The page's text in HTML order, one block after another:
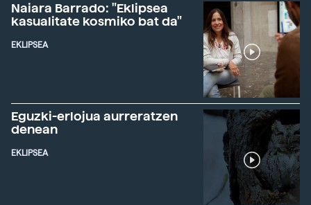
Naiara Barrado: "Eklipsea
kasualitate kosmiko bat da"
EKLIPSEA
Eguzki-erlojua aurreratzen
denean
EKLIPSEA